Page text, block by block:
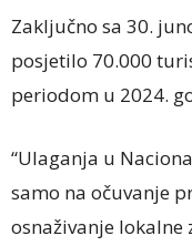
Zaključno sa 30.
posjetilo 70.000
periodom u 2024.
“Ulaganja u
samo na očuvanje
osnaživanje lokalne